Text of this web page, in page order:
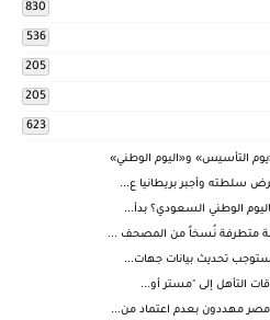
830
536
205
205
623
التأسيس» و«اليوم الوطني»
سلطته وأجبر بريطانيا ع...
الوطني السعودي؟ بدأ...
متطرفة نُسخاً من المصحف ...
مصر مهددون بعدم اعتماد من...